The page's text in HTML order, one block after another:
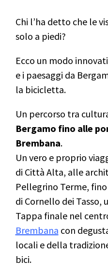
Chi l’ha detto che le
solo a piedi?
Ecco un modo
e i paesaggi da
la bicicletta.
Un percorso tra
Bergamo fino alle
Brembana.
Un vero e proprio
di Città Alta, alle
Pellegrino Terme,
di Cornello dei Tasso,
Tappa finale nel
Brembana con
locali e della
bici.